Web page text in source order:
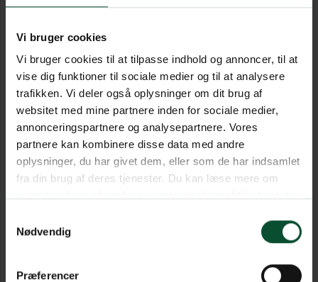
Vi bruger cookies
Vi bruger cookies til at tilpasse indhold og annoncer, til at
vise dig funktioner til sociale medier og til at analysere
trafikken. Vi deler også oplysninger om dit brug af
websitet med mine partnere inden for sociale medier,
annonceringspartnere og analysepartnere. Vores
partnere kan kombinere disse data med andre
oplysninger, du har givet dem, eller som de har indsamlet
fra din brug af deres tjenester. Du kan læse mere om
Nødvendig
Præferencer